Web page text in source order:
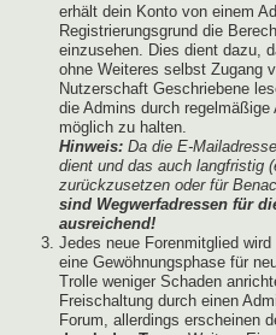
erhält dein Konto von einem
Registrierungsgrund die
einzusehen. Dies dient dazu,
ohne Weiteres selbst Zugang
Nutzerschaft Geschriebene
die Admins durch
möglich zu halten.
Hinweis: Da die E-
dient und das auch langfristig
zurückzusetzen oder für
sind Wegwerfadressen für
ausreichend!
Jedes neue Forenmitglied
eine Gewöhnungsphase für
Trolle weniger Schaden
Freischaltung durch einen
Forum, allerdings erscheinen